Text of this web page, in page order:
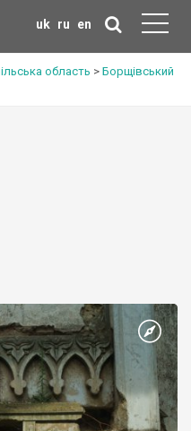
uk ru en
область > Борщівський